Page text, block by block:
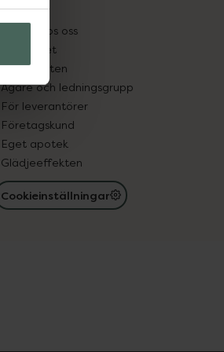
Pressrum
Jobba hos oss
Hållbarhet
Samarbeten
Ägare och ledningsgrupp
För leverantörer
Företagskund
Eget apotek
Glädjeeffekten
Cookieinställningar